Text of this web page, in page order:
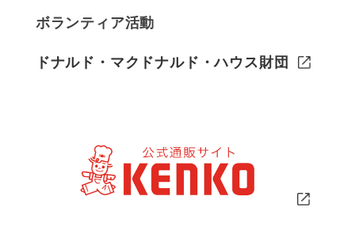
ボランティア活動
ドナルド・マクドナルド・ハウス財団